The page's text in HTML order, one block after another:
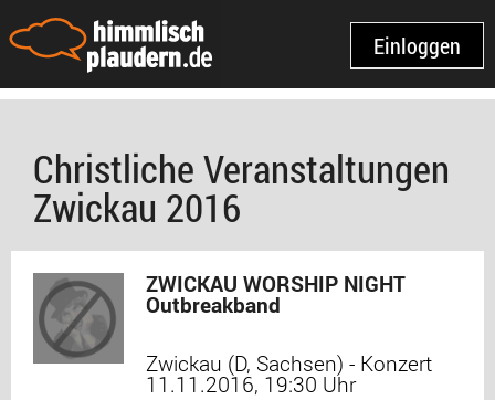
Einloggen
Christliche Veranstaltungen
Zwickau 2016
ZWICKAU WORSHIP NIGHT
Outbreakband
Zwickau (D, Sachsen) - Konzert
11.11.2016, 19:30 Uhr